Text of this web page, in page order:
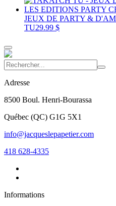
JEUX DE PARTY &
TU29.99 $
Adresse
8500 Boul. Henri-Bourassa
Québec (QC) G1G 5X1
info@jacqueslepapetier.com
418 628-4335
Informations